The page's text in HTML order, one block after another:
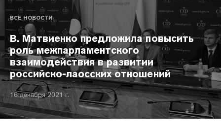
ВСЕ НОВОСТИ
В. Матвиенко предложила повысить
роль межпарламентского
взаимодействия в развитии
российско-лаосских отношений
16 декабря 2021 г.